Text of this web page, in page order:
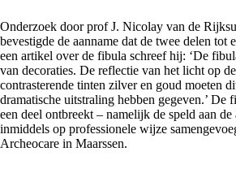
Onderzoek door prof J. Nicolay van de
bevestigde de aanname dat de twee delen tot
een artikel over de fibula schreef hij: ‘De
van decoraties. De reflectie van het licht op
contrasterende tinten zilver en goud moeten
dramatische uitstraling hebben gegeven.’ De
een deel ontbreekt – namelijk de speld aan
inmiddels op professionele wijze
Archeocare in Maarssen.